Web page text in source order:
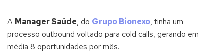
A Manager Saúde, do Grupo Bionexo, tinha um
processo outbound voltado para cold calls, gerando em
média 8 oportunidades por mês.